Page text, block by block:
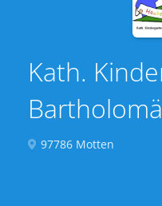
Kath.
97786 Motten